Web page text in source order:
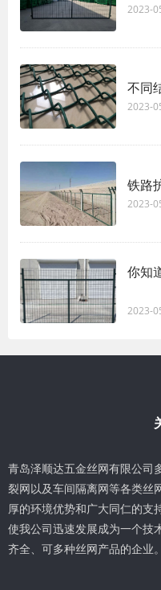
2023-
不同
2023-
铁路
2023-
你知
2023-
青岛泽顺达五金丝网有限公司
裂网以及车间隔离网等各类丝
厚的环境优势和广大同仁的支
使我公司迅速发展成为一个技
齐全、可多种丝网产品的企业。